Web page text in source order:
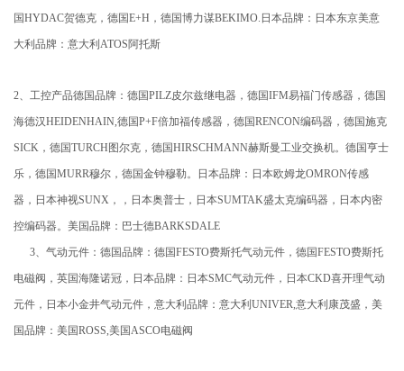
国HYDAC贺德克，德国E+H，德国博力谋BEKIMO.日本品牌：日本东京美意
大利品牌：意大利ATOS阿托斯
2、工控产品德国品牌：德国PILZ皮尔兹继电器，德国IFM易福门传感器，德国
海德汉HEIDENHAIN,德国P+F倍加福传感器，德国RENCON编码器，德国施克
SICK，德国TURCH图尔克，德国HIRSCHMANN赫斯曼工业交换机。德国亨士
乐，德国MURR穆尔，德国金钟穆勒。日本品牌：日本欧姆龙OMRON传感
器，日本神视SUNX，，日本奥普士，日本SUMTAK盛太克编码器，日本内密
控编码器。美国品牌：巴士德BARKSDALE
3、气动元件：德国品牌：德国FESTO费斯托气动元件，德国FESTO费斯托
电磁阀，英国海隆诺冠，日本品牌：日本SMC气动元件，日本CKD喜开理气动
元件，日本小金井气动元件，意大利品牌：意大利UNIVER,意大利康茂盛，美
国品牌：美国ROSS,美国ASCO电磁阀